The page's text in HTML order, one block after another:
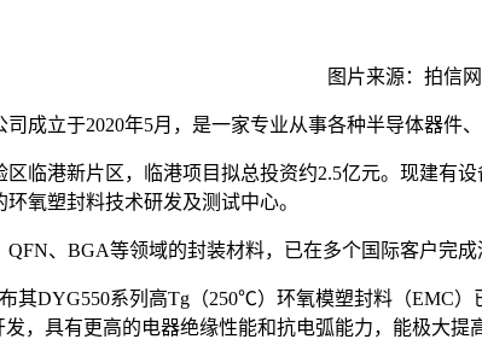
图片来源：拍信
成立于2020年5月，是一家专业从事各种半导体器件
临港新片区，临港项目拟总投资约2.5亿元。现建有
氧塑封料技术研发及测试中心。
、BGA等领域的封装材料，已在多个国际客户完成
其DYG550系列高Tg（250℃）环氧模塑封料（EMC
，具有更高的电器绝缘性能和抗电弧能力，能极大